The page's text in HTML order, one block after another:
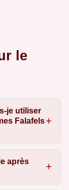
le
je utiliser
Falafels
après